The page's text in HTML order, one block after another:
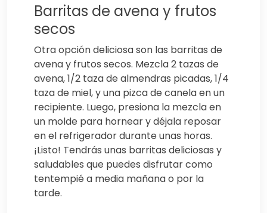
Barritas de avena y frutos
secos
Otra opción deliciosa son las barritas de
avena y frutos secos. Mezcla 2 tazas de
avena, 1/2 taza de almendras picadas, 1/4
taza de miel, y una pizca de canela en un
recipiente. Luego, presiona la mezcla en
un molde para hornear y déjala reposar
en el refrigerador durante unas horas.
¡Listo! Tendrás unas barritas deliciosas y
saludables que puedes disfrutar como
tentempié a media mañana o por la
tarde.